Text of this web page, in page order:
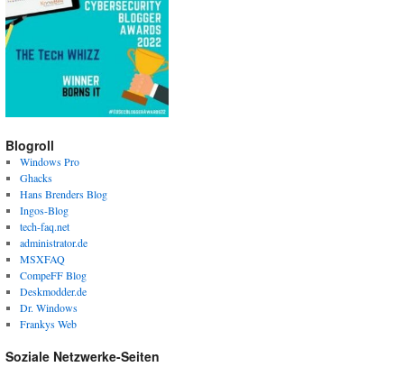
Blogroll
Windows Pro
Ghacks
Hans Brenders Blog
Ingos-Blog
tech-faq.net
administrator.de
MSXFAQ
CompeFF Blog
Deskmodder.de
Dr. Windows
Frankys Web
Soziale Netzwerke-Seiten